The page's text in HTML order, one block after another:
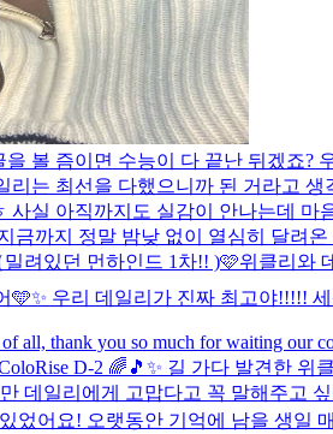
볼 즘이면 수능이 다 끝난 뒤겠죠
는 최선을 다했으니까 된 거라고
사실 아직까지도 실감이 안나는데
까지 정말 밤낮 없이 열심히 달려
려있던 먼하인드 1차!! )🩷위클리와
우리 데일리가 진짜 최고야!!!!! 세
all, thank you so much for waiting our
D-2 🌈🎵✨ 길 가다 발견한 위
데일리에게 고맙다고 꼭 말해주고
어요! 오랫동안 기억에 남을 생일